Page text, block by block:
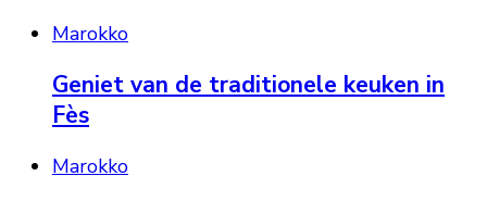
Marokko
Geniet van de traditionele keuken in
Fès
Marokko